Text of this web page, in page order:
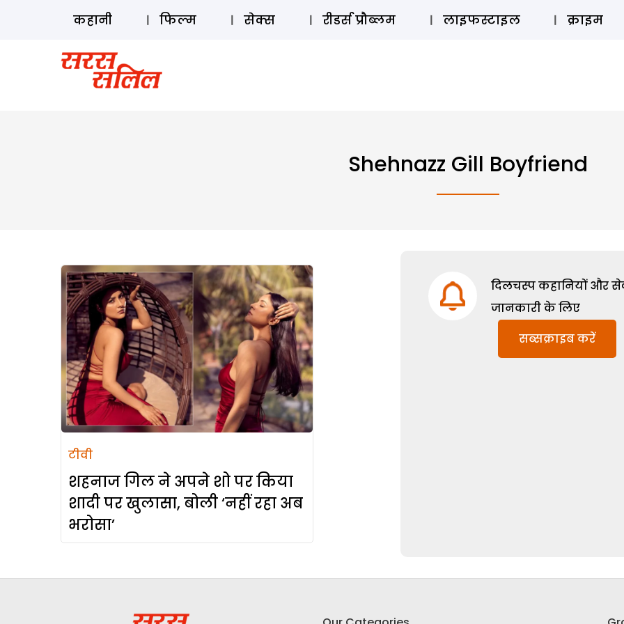
ऑडियो
कहानी फिल्म सेक्स रीडर्स प्रौब्लम लाइफस्टाइल क्राइम
Shehnazz Gill Boyfriend
टीवी
शहनाज गिल ने अपने शो पर किया
शादी पर खुलासा, बोली ‘नहीं रहा अब
भरोसा’
दिलचस्प कहानियों और
जानकारी के लिए
सब्सक्राइब करें